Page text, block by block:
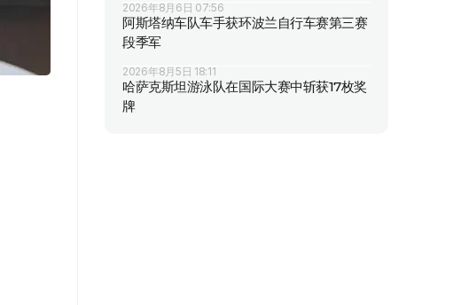
2026年8月6日 07:56
阿斯塔纳车队车手获环波兰自行车赛第三赛
段季军
2026年8月5日 18:11
哈萨克斯坦游泳队在国际大赛中斩获17枚奖
牌